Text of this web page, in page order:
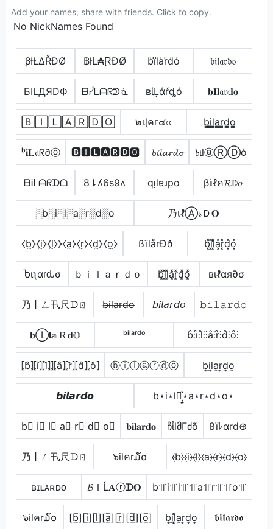
Add your names, share with friends. Click to copy.
No NickNames Found
βƗŁΔŘĐØ ฿łⱠ₳ⱤĐØ b̾i̾l̾a̾r̾d̾o̾ 𝔟𝔦𝔩𝔞𝔯𝔡𝔬
БILДЯDФ ᗷᓰᒪᗩᖇᕲᓍ вίĻάŕȡό 𝐛𝐈𝐥𝔞𝔯𝕕𝐨
🄱🄸🄻🄰🅁🄳🄾 ๒เɭคг๔๏ b̳i̳l̳̲a̳r̳d̳o̳
ᵇ𝐢𝐋𝔞ᖇ∂ⓞ 🅱🅸🅻🅰🆁🅳🅾 𝓫𝓲𝓵𝓪𝓻𝓭𝓸 𝓫ιlⓐⓇⒹό
ᗷᎥᒪᗩᖇᗪᗝ 8⇂ʎ6s9ʌ qᴉlɐɹpo β𝕚ℓค𝓡𝔻𝑜
░b░i░l░a░r░d░o 乃เℓⒶ𝓇Ｄ𝐎
⧼b̼⧽⧼i̼⧽⧼l̼⧽⧽⧼a̼⧽⧼r̼⧽⧼d̼⧽⧼o̼⧽ ßïlårÐð b͓̽i͓̽l͓̽̾a͓̽r͓̽d͓̽o͓̽
Ⴆιʅαɾԃσ ｂｉｌａｒｄｏ b͓̽i͓̽l͓̽a͓̽r͓̽d͓̽o͓̽ вιℓαя∂σ
乃丨ㄥ卂尺ᗪㄖ b̶i̶l̶a̶r̶d̶o̶ 𝘣𝘪𝘭𝘢𝘳𝘥𝘰 𝚋𝚒𝚕𝚊𝚛𝚍𝚘
𝐛Ⓘ𝐥𝕒Ｒ𝐝𝕆 ᵇⁱˡᵃʳᵈᵒ b̊⫶i̊⫶l̊⫶⫶å⫶r̊⫶d̊⫶o̊⫶
⦏b̂⦎⦏î⦎⦏l̂⦎⦎⦏â⦎⦏r̂⦎⦏d̂⦎⦏ô⦎ ⓑⓘⓛⓐⓡⓓⓞ b͎i͎l͎a͎r͎d͎o͎
𝙗𝙞𝙡𝙖𝙧𝙙𝙤 b⋆i⋆l⋆͎͍͐⋆a⋆r⋆d⋆o⋆
b⃣ i⃣ l⃣ a⃣ r⃣ d⃣ o⃣ 𝐛𝐢𝐥𝐚𝐫𝐝𝐨 ჩἶlმΓძõ ßïﾚαrd⊕
乃丨ㄥ卂尺ᗪㄖ ๖ilคr໓໐ ⦑b⦒⦑i⦒⦑l⦒̂⦑a⦒⦑r⦒⦑d⦒⦑o⦒
ʙɪʟᴀʀᴅᴏ 𝓑ＩĹ𝐀ⓡᗪ𝐎 b꜉꜍i꜉꜍l꜉꜍꜉꜍a꜉꜍r꜉꜍꜉꜍o꜉꜍
๖ilคr໓໐ [b̲̅][i̲̅][l̲̅]̼[a̲̅][r̲̅][d̲̅][o̲̅] b͎i͎l͎͓̽a͎r͎d͎o͎ 𝖇𝖎𝖑𝖆𝖗𝖉𝖔